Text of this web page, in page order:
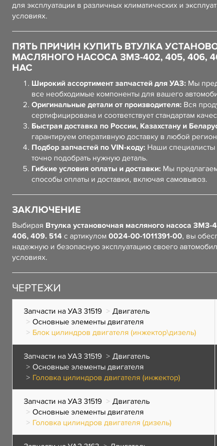
для эксплуатации в различных климатических и
условиях.
ПЯТЬ ПРИЧИН КУПИТЬ ВТУЛКА
МАСЛЯНОГО НАСОСА ЗМЗ-402, 405, 406,
НАС
Широкий ассортимент запчастей для УАЗ: Мы
все необходимые компоненты для вашего
Оригинальные детали от производителя: Вся
сертифицирована и соответствует стандартам
Быстрая доставка по России, Казахстану и
гарантируем оперативную доставку в любой
Подбор запчастей по VIN-коду: Наши специалисты
точно подобрать нужную деталь.
Гибкие условия оплаты и доставки: Мы
способы оплаты и доставки, включая самовывоз.
ЗАКЛЮЧЕНИЕ
Выбирая Втулка установочная масляного насоса ЗМЗ-
406, 409. 514 с артикулом 0024-00-1011391-00, вы
надежную и безопасную эксплуатацию своего
условиях.
ЧЕРТЕЖИ
Запчасти на УАЗ 31519
Двигатель
Основные элементы двигателя
Блок цилиндров двигателя (инжектор\дизель)
Запчасти на УАЗ 31519
Двигатель
Основные элементы двигателя
Головка цилиндров двигателя (инжектор)
Запчасти на УАЗ 31519
Двигатель
Основные элементы двигателя
Головка цилиндров двигателя (дизель)